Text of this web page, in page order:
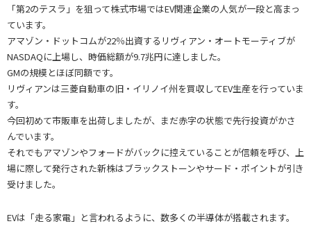
「第2のテスラ」を狙って株式市場ではEV関連企業の人気が一段と高まっ
ています。
アマゾン・ドットコムが22％出資するリヴィアン・オートモーティブが
NASDAQに上場し、時価総額が9.7兆円に達しました。
GMの規模とほぼ同額です。
リヴィアンは三菱自動車の旧・イリノイ州を買収してEV生産を行っていま
す。
今回初めて市販車を出荷しましたが、まだ赤字の状態で先行投資がかさ
んでいます。
それでもアマゾンやフォードがバックに控えていることが信頼を呼び、上
場に際して発行された新株はブラックストーンやサード・ポイントが引き
受けました。
EVは「走る家電」と言われるように、数多くの半導体が搭載されます。